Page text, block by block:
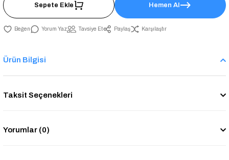
Sepete Ekle Hemen Al
Yorum Yaz Tavsiye Et Paylaş Karşılaştır
Ürün Bilgisi
Taksit Seçenekleri
Yorumlar (0)